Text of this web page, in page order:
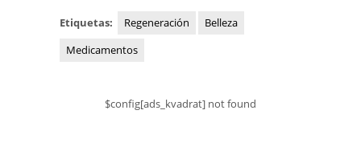
Etiquetas: Regeneración
Belleza
Medicamentos
$config[ads_kvadrat] not found